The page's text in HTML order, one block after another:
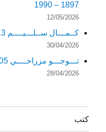
1897 – 1990
12/05/2026
كــمـــال ســلـــيــــم 1913-1945
30/04/2026
تـــوجـــو مزراحــــي 1905-1986
28/04/2026
كتب